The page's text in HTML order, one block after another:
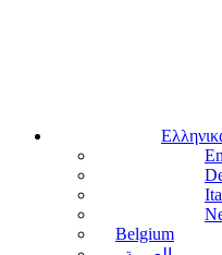
Belgium